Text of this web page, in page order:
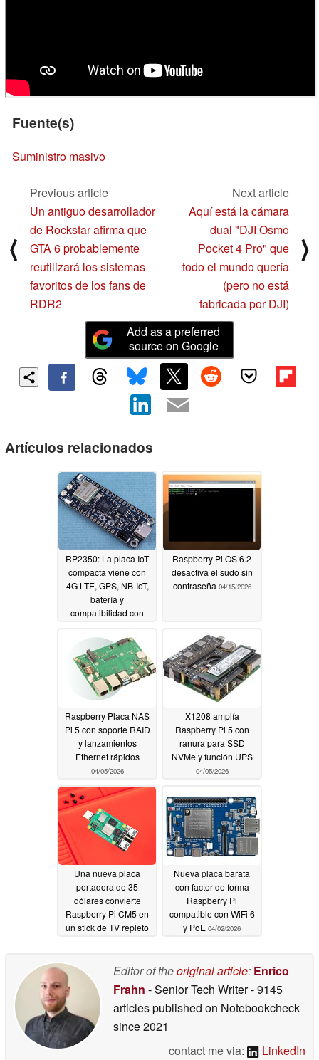
Fuente(s)
Suministro masivo
⟨
Previous article
Un antiguo desarrollador
de Rockstar afirma que
GTA 6 probablemente
reutilizará los sistemas
favoritos de los fans de
RDR2
Next article
Aquí está la cámara
dual "DJI Osmo
Pocket 4 Pro" que
todo el mundo quería
(pero no está
fabricada por DJI)
⟩
Add as a preferred
source on Google
Artículos relacionados
RP2350: La placa IoT
compacta viene con
4G LTE, GPS, NB-IoT,
batería y
compatibilidad con
Raspberry Pi OS 6.2
desactiva el sudo sin
contraseña 04/15/2026
Raspberry Placa NAS
Pi 5 con soporte RAID
y lanzamientos
Ethernet rápidos
04/05/2026
X1208 amplía
Raspberry Pi 5 con
ranura para SSD
NVMe y función UPS
04/05/2026
Una nueva placa
portadora de 35
dólares convierte
Raspberry Pi CM5 en
un stick de TV repleto
Nueva placa barata
con factor de forma
Raspberry Pi
compatible con WiFi 6
y PoE 04/02/2026
Editor of theoriginal article: Enrico
Frahn - Senior Tech Writer- 9145
articles published on Notebookcheck
since 2021
contact me via:
LinkedIn